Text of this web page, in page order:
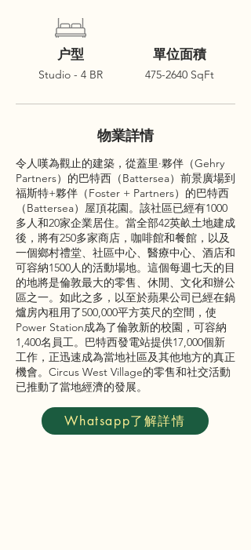
户型
Studio - 4 BR
單位面積
475-2640SqFt
物業詳情
令人嘆為觀止的建築，從蓋里·夥伴（Gehry
Partners）的巴特西（Battersea）前景廣場到
福斯特+夥伴（Foster + Partners）的巴特西
（Battersea）屋頂花園。該社區已經有1000
多人和20家企業居住。當全部42英畝土地建成
後，將有250多家商店，咖啡館和餐館，以及
一個鄉村禮堂、社區中心、醫療中心、酒店和
可容納1500人的活動場地。這個每週七天的目
的地將是倫敦最大的零售、休閒、文化和辦公
區之一。如此之多，以至於蘋果公司已經在鍋
爐房內租用了500,000平方英尺的空間，使
Power Station成為了倫敦新的校園，可容納
1,400名員工。巴特西發電站提供17,000個新
工作，正迅速成為當地社區及其他地方的真正
機會。Circus West Village的零售和社交活動
已推動了當地經濟的發展。
Whatsapp了解詳情